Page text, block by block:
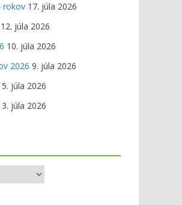
rokov 17. júla 2026
12. júla 2026
10. júla 2026
2026 9. júla 2026
5. júla 2026
3. júla 2026